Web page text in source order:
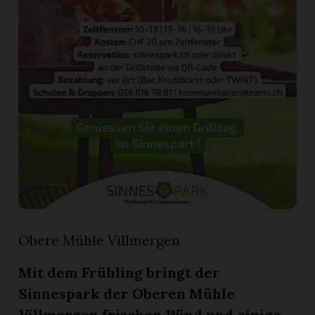
Obere Mühle Villmergen
Mit dem Frühling bringt der
Sinnespark der Oberen Mühle